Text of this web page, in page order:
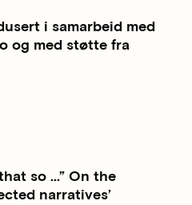
i samarbeid med
og med støtte fra
so ...” On the
narratives’